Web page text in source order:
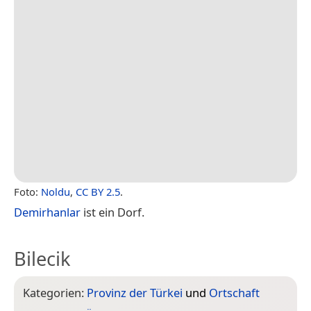
Foto: Noldu, CC BY 2.5.
Demirhanlar ist ein Dorf.
Bilecik
Kategorien: Provinz der Türkei und Ortschaft